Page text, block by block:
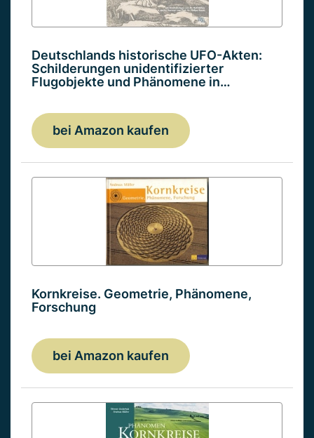
Deutschlands historische UFO-Akten:
Schilderungen unidentifizierter
Flugobjekte und Phänomene in…
bei Amazon kaufen
Kornkreise. Geometrie, Phänomene,
Forschung
bei Amazon kaufen